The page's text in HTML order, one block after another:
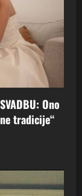
Ono
tradicije“